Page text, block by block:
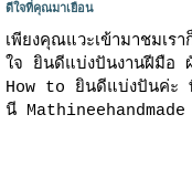
ดีใจที่คุณมาเยือน
เพียงคุณแวะเข้ามาชมเร
ใจ ยินดีแบ่งปันงานฝีมือ
How to ยินดีแบ่งปันค่ะ
นี Mathineehandmade